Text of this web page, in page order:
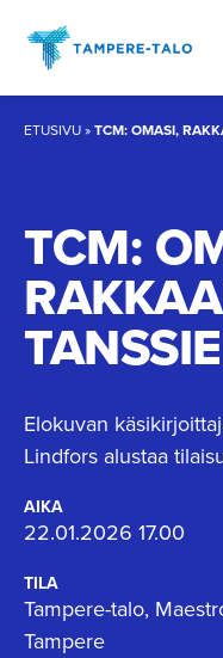
sisältöön
ETUSIVU»TCM: OMASI,
TCM:
Elokuvan
Lindfors alustaa
AIKA
22.01.2026 17.00
TILA
Tampere-talo,
Tampere